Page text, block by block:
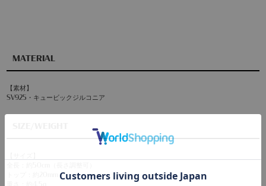
MATERIAL
【素材】
SV925・キュービックジルコニア